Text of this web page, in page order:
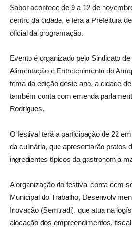
Sabor acontece de 9 a 12 de
centro da cidade, e terá a Prefeitura
oficial da programação.
Evento é organizado pelo Sindicato
Alimentação e Entretenimento do
tema da edição deste ano, a cidade
também conta com emenda
Rodrigues.
O festival terá a participação de 22
da culinária, que apresentarão pratos
ingredientes típicos da gastronomia
A organização do festival conta com
Municipal do Trabalho,
Inovação (Semtradi), que atua na
alocação dos empreendimentos,